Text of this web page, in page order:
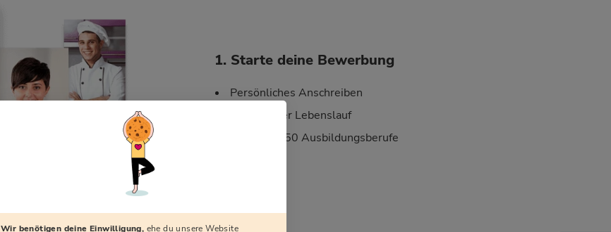
1. Starte deine Bewerbung
Persönliches Anschreiben
Kostenloser Lebenslauf
Mehr als 350 Ausbildungsberufe
Wir benötigen deine Einwilligung, ehe du unsere Website